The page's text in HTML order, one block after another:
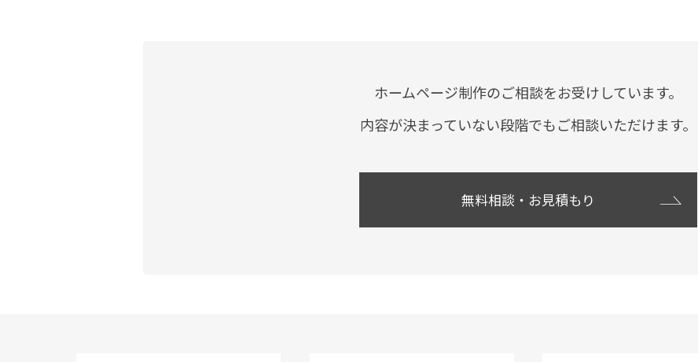
ホームページ制作のご相談をお受けしています。
内容が決まっていない段階でもご相談いただけます。
無料相談・お見積もり